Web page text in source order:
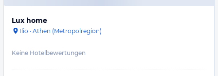
Lux home
Ilio · Athen (Metropolregion)
Keine Hotelbewertungen